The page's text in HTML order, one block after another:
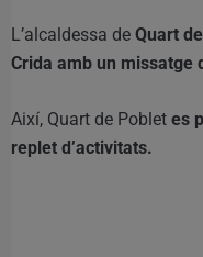
L’alcaldessa de Quart
Crida amb un missatge
Així, Quart de Poblet es
replet d’activitats.